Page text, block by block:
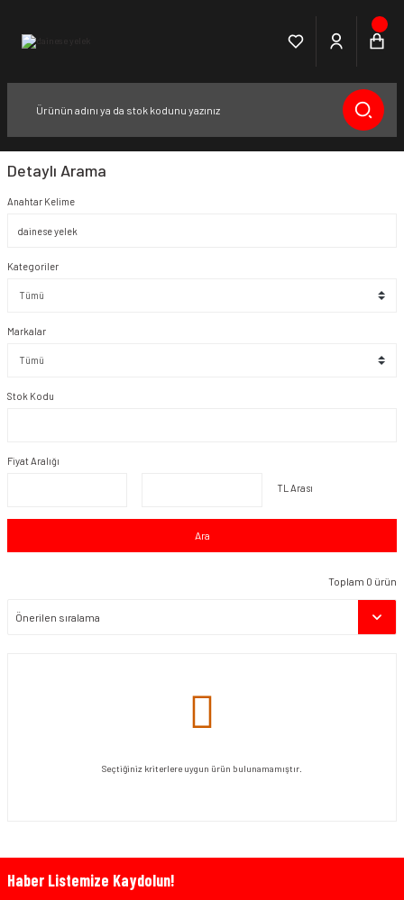
Detaylı Arama
Anahtar Kelime
Kategoriler
Markalar
Stok Kodu
Fiyat Aralığı
TL Arası
Ara
Toplam 0 ürün
Seçtiğiniz kriterlere uygun ürün bulunamamıştır.
Haber Listemize Kaydolun!